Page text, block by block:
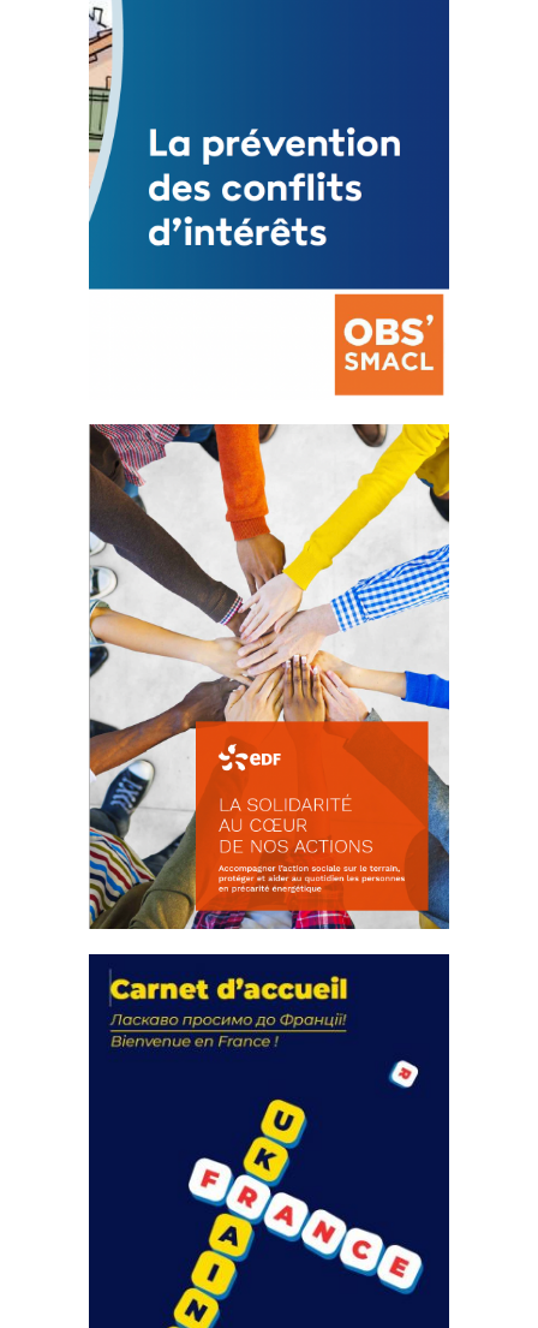
Mise à jour avril 2024
FEUILLETER
La prévention des conflits
d’intérêts
18 septembre 2023
FEUILLETER
actions
18 septembre 2023
FEUILLETER